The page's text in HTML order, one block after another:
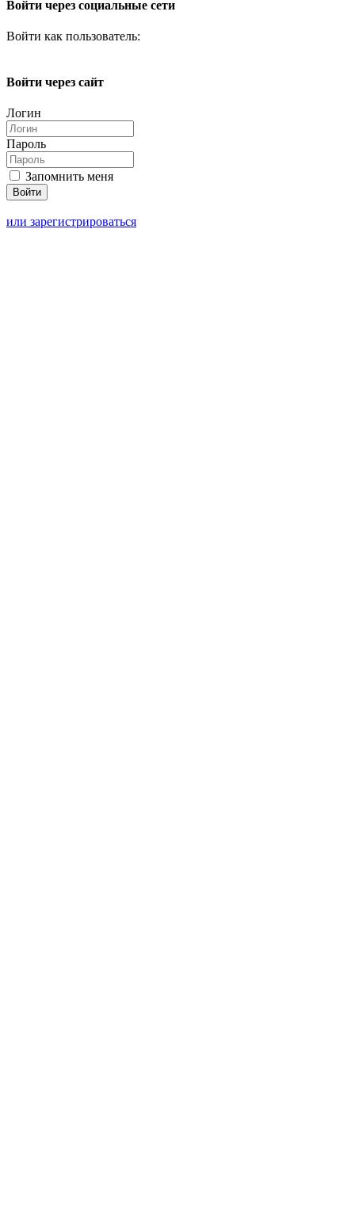
Войти через социальные сети
Войти как пользователь:
Войти через сайт
Логин
Пароль
Запомнить меня
или зарегистрироваться